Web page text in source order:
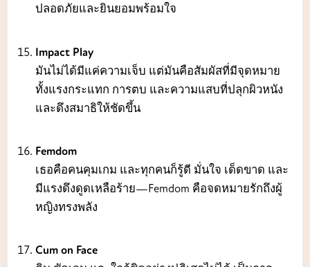
ปลอดภัยและยินยอมพร้อมใจ
Impact Play
มันไม่ได้มีแค่ความเจ็บ แต่มันคือสัมผัสที่มีจุดหมาย
ทั้งแรงกระแทก การตบ และความแสบที่ปลุกผิวหนัง
และดึงสมาธิให้ชัดขึ้น
Femdom
เธอคือคนคุมเกม และทุกคนก็รู้ดี มั่นใจ เด็ดขาด และ
มีแรงดึงดูดเหลือร้าย—Femdom คือจดหมายรักถึงผู้
หญิงทรงพลัง
Cum on Face